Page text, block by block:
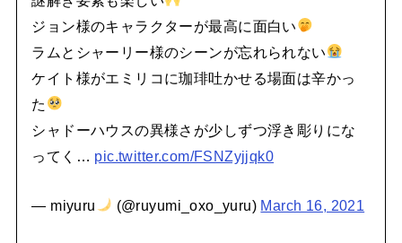
ジョン様のキャラクターが最高に面白い
ラムとシャーリー様のシーンが忘れられない
ケイト様がエミリコに珈琲吐かせる場面は辛かっ
た
シャドーハウスの異様さが少しずつ浮き彫りにな
ってく… pic.twitter.com/FSNZyjjqk0
— miyuru (@ruyumi_oxo_yuru) March 16, 2021